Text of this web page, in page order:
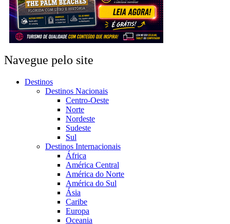
Navegue pelo site
Destinos
Destinos Nacionais
Centro-Oeste
Norte
Nordeste
Sudeste
Sul
Destinos Internacionais
África
América Central
América do Norte
América do Sul
Ásia
Caribe
Europa
Oceania